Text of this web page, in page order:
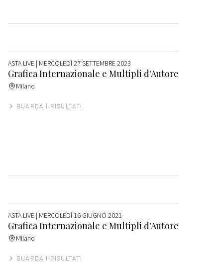
ASTA LIVE | MERCOLEDÌ 27 SETTEMBRE 2023
Grafica Internazionale e Multipli d'Autore
Milano
GUARDA I RISULTATI
ASTA LIVE | MERCOLEDÌ 16 GIUGNO 2021
Grafica Internazionale e Multipli d'Autore
Milano
GUARDA I RISULTATI